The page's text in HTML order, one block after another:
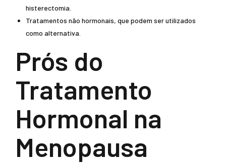
histerectomia.
Tratamentos não hormonais, que podem ser utilizados
como alternativa.
Prós do
Tratamento
Hormonal na
Menopausa